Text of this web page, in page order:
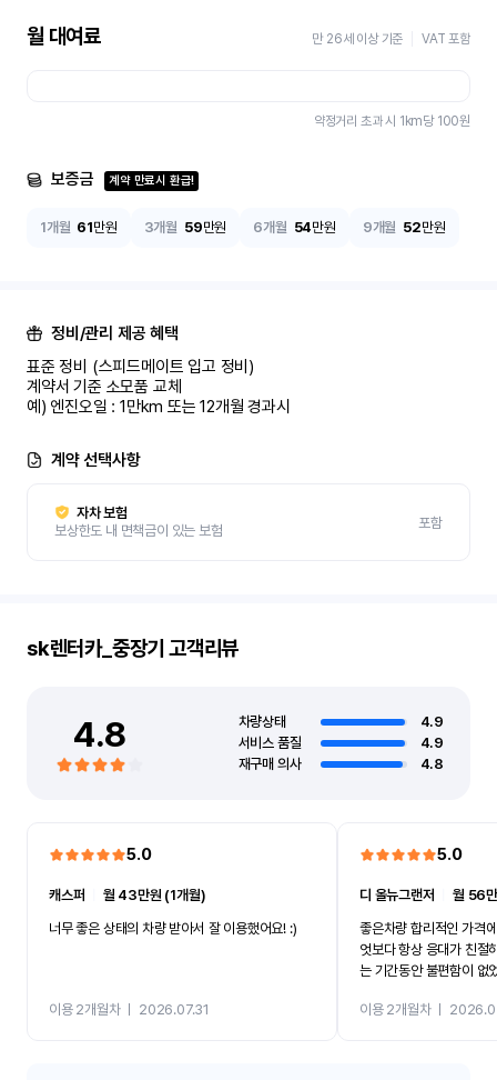
월 대여료 만 26세 이상 기준 VAT 포함
약정거리 초과 시 1km당 100원
보증금 계약 만료시 환급!
1개월 61만원 3개월 59만원 6개월 54만원 9개월 52만원
정비/관리 제공 혜택
표준 정비 (스피드메이트 입고 정비)
계약서 기준 소모품 교체
예) 엔진오일 : 1만km 또는 12개월 경과시
계약 선택사항
자차 보험
보상한도 내 면책금이 있는 보험
포함
sk렌터카_중장기 고객리뷰
4.8 차량상태
4.9
서비스 품질
4.9
재구매 의사
4.8
5.0
캐스퍼
월 43만원 (1개월)
너무 좋은 상태의 차량 받아서 잘 이용했어요! :)
이용 2개월차ㅣ 2026.07.31
5.0
디 올뉴그랜저 ㅣ월 56
좋은차량 합리적인 가격
엇보다 항상 응대가 친절
는 기간동안 불편함이 없
카 렌트 고민없이 강추합
이용 2개월차ㅣ